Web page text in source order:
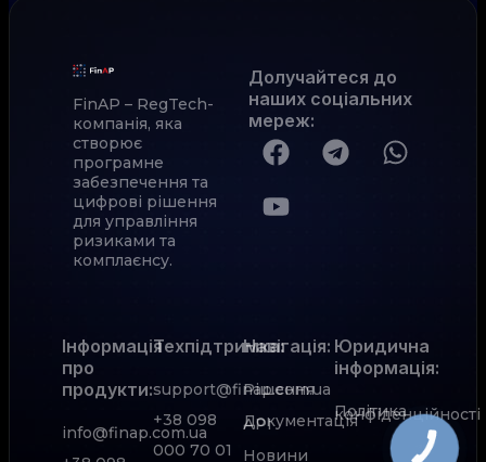
FinAP – RegTech-
компанія, яка
створює
програмне
забезпечення та
цифрові рішення
для управління
ризиками та
комплаєнсу.
Долучайтеся до
наших соціальних
мереж:
Інформація
про
продукти:
info@finap.com.ua
Техпідтримка:
support@finap.com.ua
+38 098
000 70 01
Рішення
Документація
АРІ
Новини
Навігація: Юридична
інформація:
Політика
конфіденційності
КНОПКА
ЗВ'ЯЗКУ